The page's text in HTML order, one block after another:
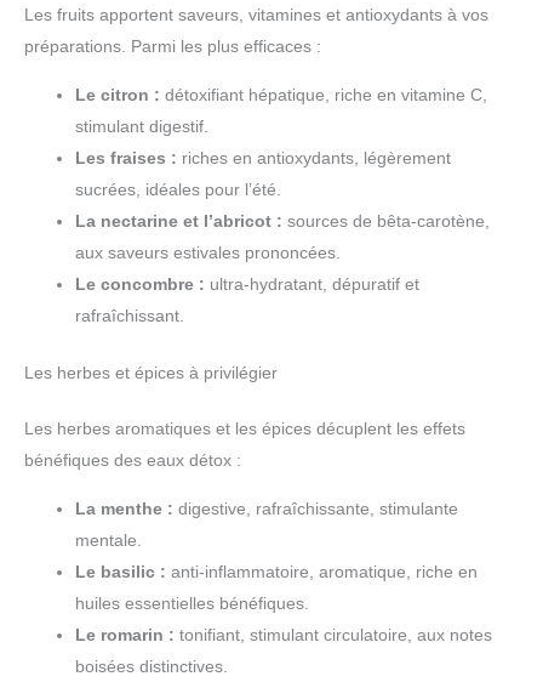
Les fruits apportent saveurs, vitamines et antioxydants à vos
préparations. Parmi les plus efficaces :
Le citron : détoxifiant hépatique, riche en vitamine C,
stimulant digestif.
Les fraises : riches en antioxydants, légèrement
sucrées, idéales pour l’été.
La nectarine et l’abricot : sources de bêta-carotène,
aux saveurs estivales prononcées.
Le concombre : ultra-hydratant, dépuratif et
rafraîchissant.
Les herbes et épices à privilégier
Les herbes aromatiques et les épices décuplent les effets
bénéfiques des eaux détox :
La menthe : digestive, rafraîchissante, stimulante
mentale.
Le basilic : anti-inflammatoire, aromatique, riche en
huiles essentielles bénéfiques.
Le romarin : tonifiant, stimulant circulatoire, aux notes
boisées distinctives.